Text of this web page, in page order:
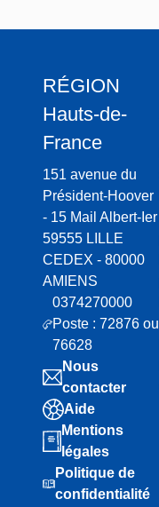
RÉGION
Hauts-de-
France
151 avenue du
Président-Hoover
- 15 Mail Albert-Ier
59555 LILLE
CEDEX - 80000
AMIENS
0374270000
Poste : 72876 ou
76628
Nous
contacter
Aide
Mentions
légales
Politique de
confidentialité